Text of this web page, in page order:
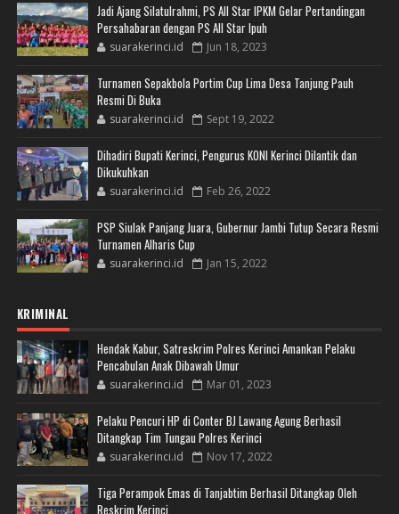
Jadi Ajang Silatulrahmi, PS All Star IPKM Gelar Pertandingan
Persahabaran dengan PS All Star Ipuh
suarakerinci.id Jun 18, 2023
Turnamen Sepakbola Portim Cup Lima Desa Tanjung Pauh
Resmi Di Buka
suarakerinci.id Sept 19, 2022
Dihadiri Bupati Kerinci, Pengurus KONI Kerinci Dilantik dan
Dikukuhkan
suarakerinci.id Feb 26, 2022
PSP Siulak Panjang Juara, Gubernur Jambi Tutup Secara Resmi
Turnamen Alharis Cup
suarakerinci.id Jan 15, 2022
KRIMINAL
Hendak Kabur, Satreskrim Polres Kerinci Amankan Pelaku
Pencabulan Anak Dibawah Umur
suarakerinci.id Mar 01, 2023
Pelaku Pencuri HP di Conter BJ Lawang Agung Berhasil
Ditangkap Tim Tungau Polres Kerinci
suarakerinci.id Nov 17, 2022
Tiga Perampok Emas di Tanjabtim Berhasil Ditangkap Oleh
Reskrim Kerinci